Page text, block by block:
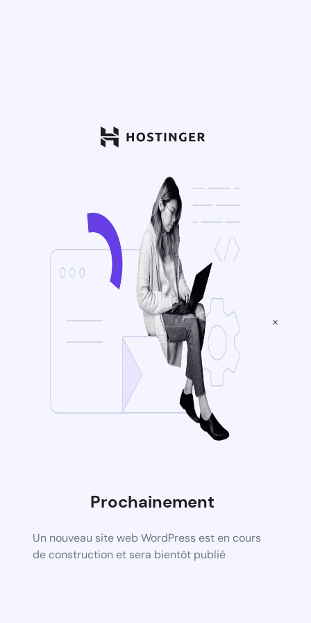
Prochainement
Un nouveau site web WordPress est en cours
de construction et sera bientôt publié
×